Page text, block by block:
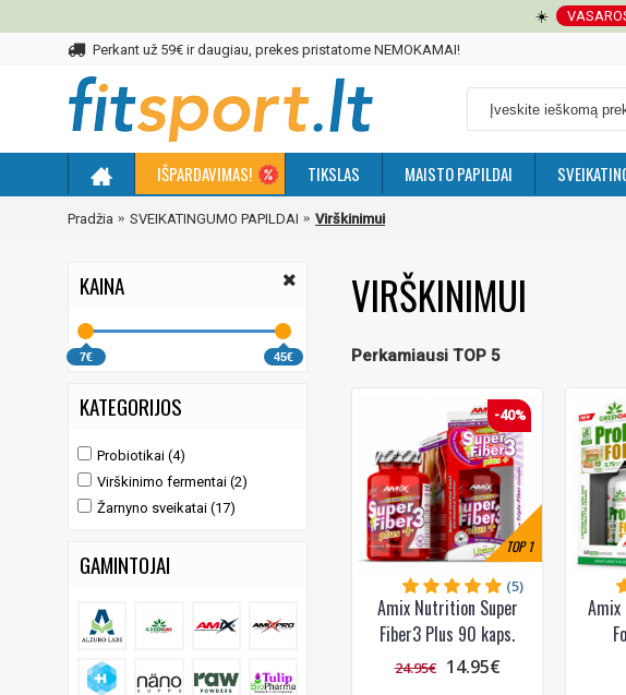
☀️
Perkant už 59€ ir daugiau, prekes pristatome NEMOKAMAI!
IŠPARDAVIMAS! TIKSLAS MAISTO PAPILDAI
Pradžia SVEIKATINGUMO PAPILDAI Virškinimui
KAINA
7€ 45€
KATEGORIJOS
Probiotikai (4)
Virškinimo fermentai (2)
Žarnyno sveikatai (17)
GAMINTOJAI
VIRŠKINIMUI
Perkamiausi TOP 5
TOP1
-40%
Amix Nutrition Super
Fiber3 Plus 90 kaps.
(5)
24.95€ 14.95€
Amix